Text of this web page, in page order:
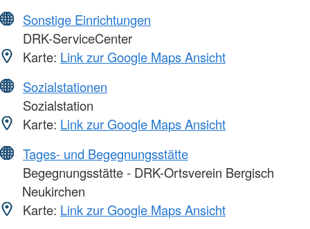
Sonstige Einrichtungen
DRK-ServiceCenter
Karte: Link zur Google Maps Ansicht
Sozialstationen
Sozialstation
Karte: Link zur Google Maps Ansicht
Tages- und Begegnungsstätte
Begegnungsstätte - DRK-Ortsverein Bergisch
Neukirchen
Karte: Link zur Google Maps Ansicht